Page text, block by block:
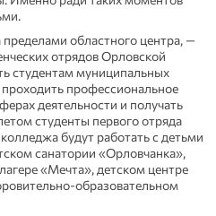
областного центра, —
отрядов Орловской
студентам муниципальных
профессиональное
деятельности и получать
студенты первого отряда
будут работать с детьми
санатории «Орловчанка»,
«Мечта», детском центре
образовательном